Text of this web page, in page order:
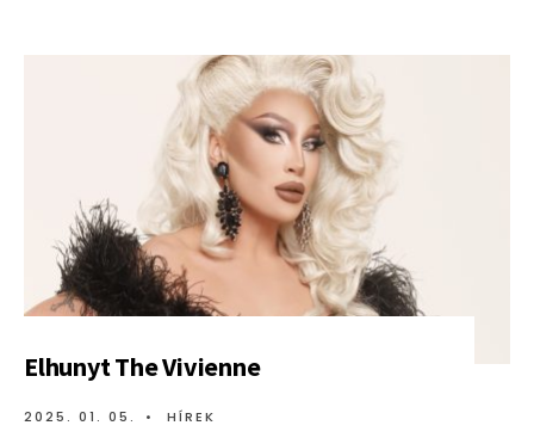
Elhunyt The Vivienne
2025. 01. 05. • HÍREK